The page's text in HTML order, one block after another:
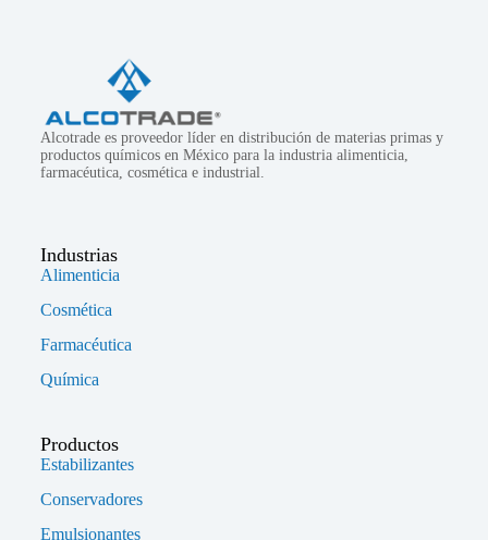
Alcotrade es proveedor líder en distribución de materias primas y
productos químicos en México para la industria alimenticia,
farmacéutica, cosmética e industrial.
Industrias
Alimenticia
Cosmética
Farmacéutica
Química
Productos
Estabilizantes
Conservadores
Emulsionantes